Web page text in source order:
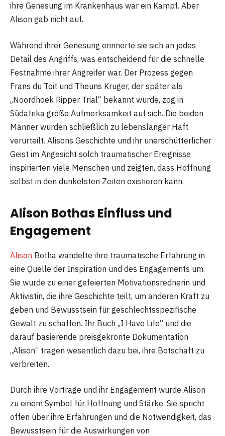
ihre Genesung im Krankenhaus war ein Kampf. Aber
Alison gab nicht auf.
Während ihrer Genesung erinnerte sie sich an jedes
Detail des Angriffs, was entscheidend für die schnelle
Festnahme ihrer Angreifer war. Der Prozess gegen
Frans du Toit und Theuns Kruger, der später als
„Noordhoek Ripper Trial“ bekannt wurde, zog in
Südafrika große Aufmerksamkeit auf sich. Die beiden
Männer wurden schließlich zu lebenslanger Haft
verurteilt. Alisons Geschichte und ihr unerschütterlicher
Geist im Angesicht solch traumatischer Ereignisse
inspirierten viele Menschen und zeigten, dass Hoffnung
selbst in den dunkelsten Zeiten existieren kann.
Alison Bothas Einfluss und
Engagement
Alison Botha wandelte ihre traumatische Erfahrung in
eine Quelle der Inspiration und des Engagements um.
Sie wurde zu einer gefeierten Motivationsrednerin und
Aktivistin, die ihre Geschichte teilt, um anderen Kraft zu
geben und Bewusstsein für geschlechtsspezifische
Gewalt zu schaffen. Ihr Buch „I Have Life“ und die
darauf basierende preisgekrönte Dokumentation
„Alison“ tragen wesentlich dazu bei, ihre Botschaft zu
verbreiten.
Durch ihre Vorträge und ihr Engagement wurde Alison
zu einem Symbol für Hoffnung und Stärke. Sie spricht
offen über ihre Erfahrungen und die Notwendigkeit, das
Bewusstsein für die Auswirkungen von